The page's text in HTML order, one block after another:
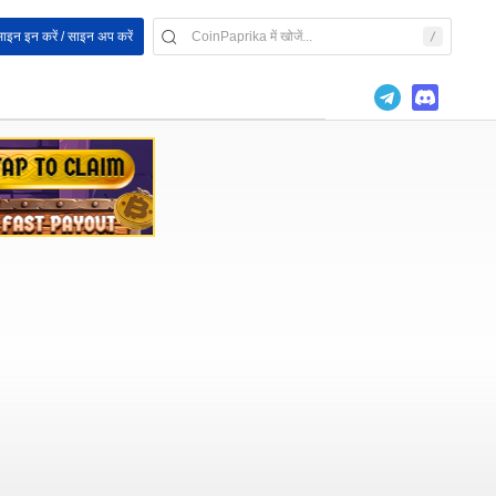
इन करें / साइन अप करें